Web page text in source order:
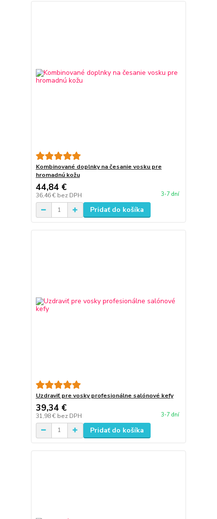
Kombinované doplnky na česanie vosku pre
hromadnú kožu
44,84 €
36,46 € bez DPH 3-7 dní
Pridať do košíka
Uzdraviť pre vosky profesionálne salónové kefy
39,34 €
31,98 € bez DPH 3-7 dní
Pridať do košíka